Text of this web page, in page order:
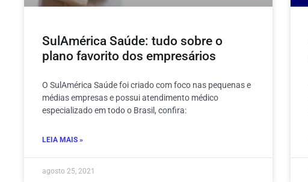
SulAmérica Saúde: tudo sobre o
plano favorito dos empresários
O SulAmérica Saúde foi criado com foco nas pequenas e
médias empresas e possui atendimento médico
especializado em todo o Brasil, confira:
LEIA MAIS »
agosto 25, 2021